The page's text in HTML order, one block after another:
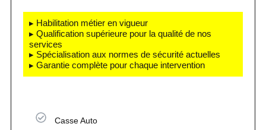
▸ Habilitation métier en vigueur
▸ Qualification supérieure pour la qualité de nos
services
▸ Spécialisation aux normes de sécurité actuelles
▸ Garantie complète pour chaque intervention
Casse Auto